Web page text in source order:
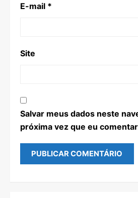
E-mail *
Site
Salvar meus dados neste
próxima vez que eu